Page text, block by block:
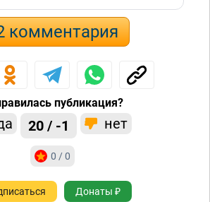
комментария
публикация?
20 / -1 нет
0 / 0
Донаты ₽